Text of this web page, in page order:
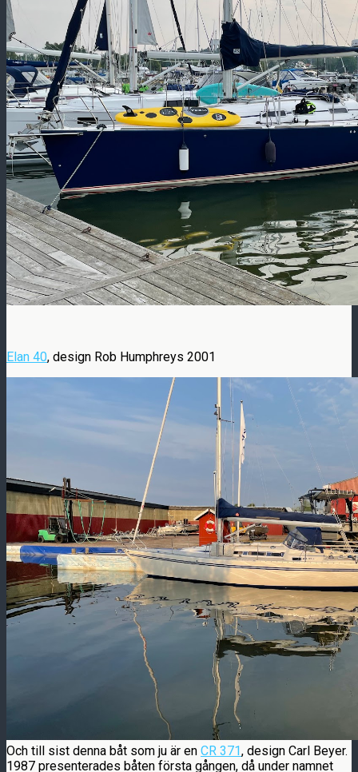
Elan 40, design Rob Humphreys 2001
Och till sist denna båt som ju är en CR 371, design Carl Beyer.
1987 presenterades båten första gången, då under namnet